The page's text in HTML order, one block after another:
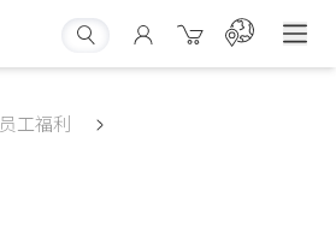
员工福利